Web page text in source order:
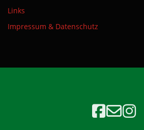
Links
Impressum & Datenschutz